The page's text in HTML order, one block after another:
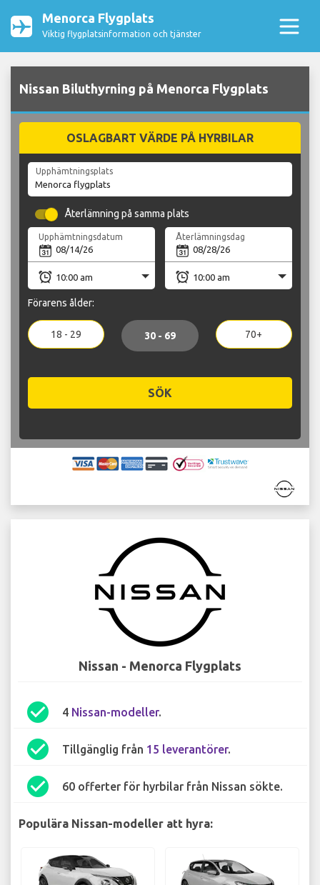
Menorca Flygplats
Viktig flygplatsinformation och tjänster
Nissan Biluthyrning på Menorca Flygplats
OSLAGBART VÄRDE PÅ HYRBILAR
Upphämtningsplats
Återlämning på samma plats
Upphämtningsdatum Återlämningsdag
Förarens ålder:
18 - 29 30 - 69 70+
SÖK
Nissan - Menorca Flygplats
check_circle 4 Nissan-modeller.
check_circle Tillgänglig från 15 leverantörer.
check_circle 60 offerter för hyrbilar från Nissan sökte.
Populära Nissan-modeller att hyra: